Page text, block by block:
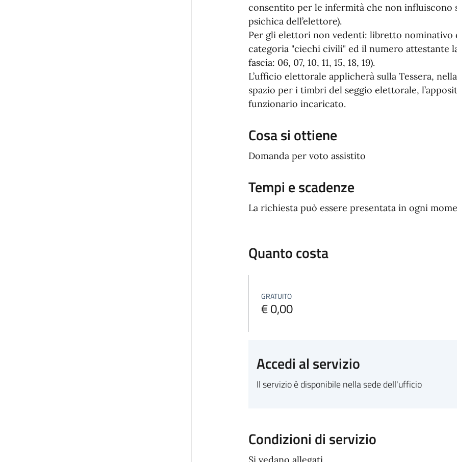
consentito per le infermità che non influiscono
psichica dell’elettore).
Per gli elettori non vedenti: libretto nominativo
categoria "ciechi civili" ed il numero attestante
fascia: 06, 07, 10, 11, 15, 18, 19).
L’ufficio elettorale applicherà sulla Tessera,
spazio per i timbri del seggio elettorale,
funzionario incaricato.
Cosa si ottiene
Domanda per voto assistito
Tempi e scadenze
La richiesta può essere presentata in ogni
Quanto costa
GRATUITO
€ 0,00
Accedi al servizio
Il servizio è disponibile nella sede dell'ufficio
Condizioni di servizio